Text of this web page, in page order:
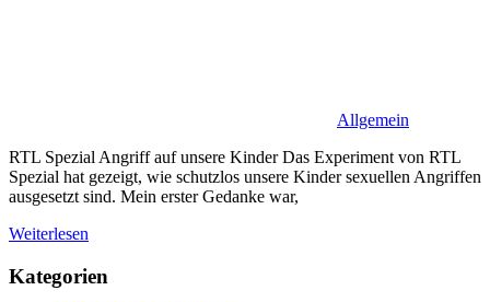
Allgemein
RTL Spezial Angriff auf unsere Kinder Das Experiment von RTL
Spezial hat gezeigt, wie schutzlos unsere Kinder sexuellen Angriffen
ausgesetzt sind. Mein erster Gedanke war,
Weiterlesen
Kategorien